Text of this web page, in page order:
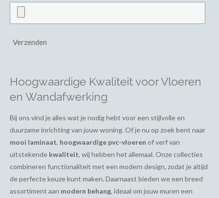
Verzenden
Hoogwaardige Kwaliteit voor Vloeren
en Wandafwerking
Bij ons vind je alles wat je nodig hebt voor een stijlvolle en
duurzame inrichting van jouw woning. Of je nu op zoek bent naar
mooi laminaat, hoogwaardige pvc-vloeren of verf van
uitstekende kwaliteit, wij hebben het allemaal. Onze collecties
combineren functionaliteit met een modern design, zodat je altijd
de perfecte keuze kunt maken. Daarnaast bieden we een breed
assortiment aan modern behang, ideaal om jouw muren een